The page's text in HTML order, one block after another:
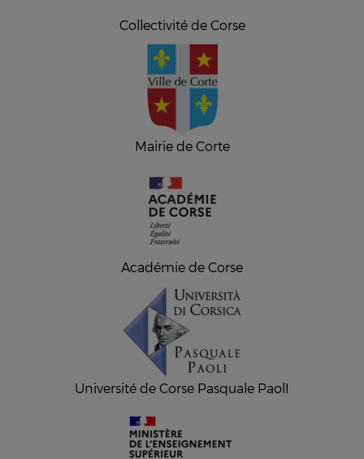
Collectivité de Corse
Mairie de Corte
Académie de Corse
Université de Corse Pasquale PaolI